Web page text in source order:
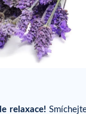
relaxace!